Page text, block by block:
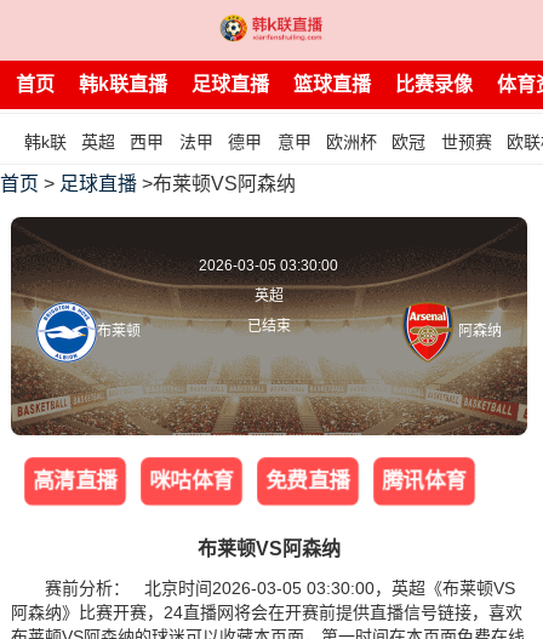
首页 韩k联直播 足球直播 篮球直播 比赛录像 体育
韩k联 英超 西甲 法甲 德甲 意甲 欧洲杯 欧冠 世预赛 欧
首页 > 足球直播 >布莱顿VS阿森纳
布莱顿
2026-03-05 03:30:00
英超
已结束
阿森纳
高清直播 咪咕体育 免费直播 腾讯体育
布莱顿VS阿森纳
赛前分析： 北京时间2026-03-05 03:30:00，英超《布莱顿VS
阿森纳》比赛开赛，24直播网将会在开赛前提供直播信号链接，喜欢